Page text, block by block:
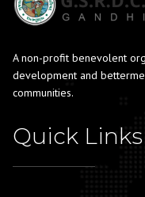
A non-profit benevolent
development and
communities.
Quick Links